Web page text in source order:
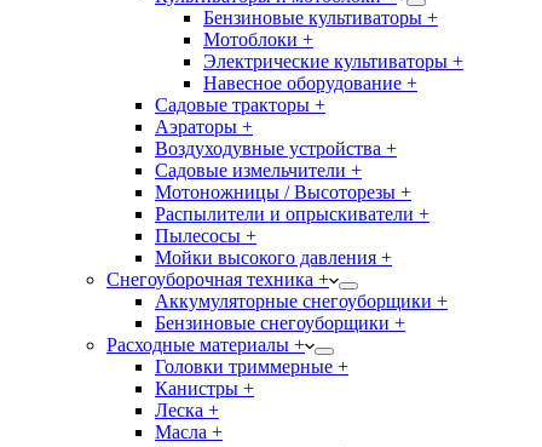
Бензиновые культиваторы +
Мотоблоки +
Электрические культиваторы +
Навесное оборудование +
Садовые тракторы +
Аэраторы +
Воздуходувные устройства +
Садовые измельчители +
Мотоножницы / Высоторезы +
Распылители и опрыскиватели +
Пылесосы +
Мойки высокого давления +
Снегоуборочная техника +
Аккумуляторные снегоуборщики +
Бензиновые снегоуборщики +
Расходные материалы +
Головки триммерные +
Канистры +
Леска +
Масла +